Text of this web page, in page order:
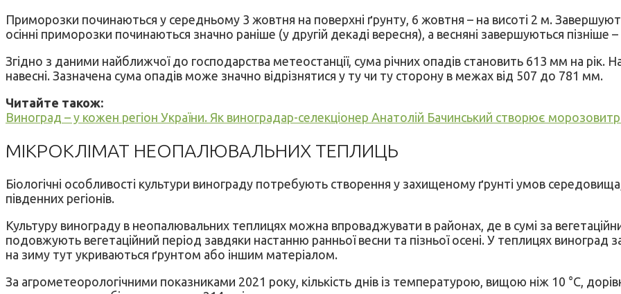
Приморозки починаються у середньому 3 жовтня на поверхні ґрунту, 6 жовтня – на висоті 2 м.
осінні приморозки починаються значно раніше (у другій декаді вересня), а весняні завершуються пізніше –
Згідно з даними найближчої до господарства метеостанції, сума річних опадів становить 613 мм на рік.
навесні. Зазначена сума опадів може значно відрізнятися у ту чи ту сторону в межах від 507 до 781 мм.
Читайте також:
Виноград – у кожен регіон України. Як виноградар-селекціонер Анатолій Бачинський створює
МІКРОКЛІМАТ НЕОПАЛЮВАЛЬНИХ ТЕПЛИЦЬ
Біологічні особливості культури винограду потребують створення у захищеному ґрунті умов
південних регіонів.
Культуру винограду в неопалювальних теплицях можна впроваджувати в районах, де в сумі за
подовжують вегетаційний період завдяки настанню ранньої весни та пізньої осені. У теплицях виноград
на зиму тут укриваються ґрунтом або іншим матеріалом.
За агрометеорологічними показниками 2021 року, кількість днів із температурою, вищою ніж 10 °С,